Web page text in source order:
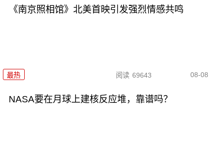
《南京照相馆》北美首映引发强烈情感共鸣
最热 阅读 69643 08-08
NASA要在月球上建核反应堆，靠谱吗？